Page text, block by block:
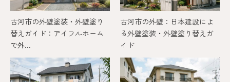
古河市の外壁塗装・外壁塗り
替えガイド：アイフルホーム
で外...
古河市の外壁：日本建設によ
る外壁塗装・外壁塗り替えガ
イド